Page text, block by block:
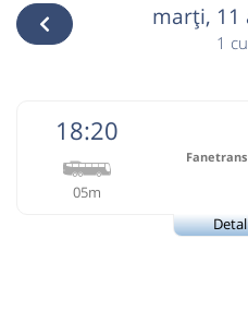
marţi, 11
1
18:20
05m
Fanetrans